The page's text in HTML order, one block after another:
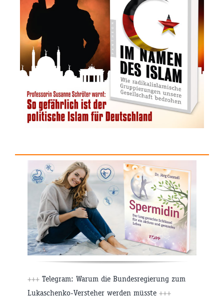
+++ Telegram: Warum die Bundesregierung zum
Lukaschenko-Versteher werden müsste +++